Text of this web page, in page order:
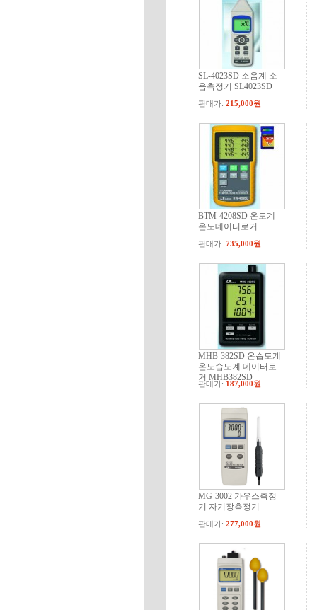
SL-4023SD 소음계 소
음측정기 SL4023SD
판매가:215,000원
BTM-4208SD 온도계
온도데이터로거
판매가:735,000원
MHB-382SD 온습도계
온도습도계 데이터로
거 MHB382SD
판매가: 187,000원
MG-3002 가우스측정
기 자기장측정기
판매가:277,000원